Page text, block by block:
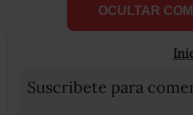
OCULTAR
Suscribete para